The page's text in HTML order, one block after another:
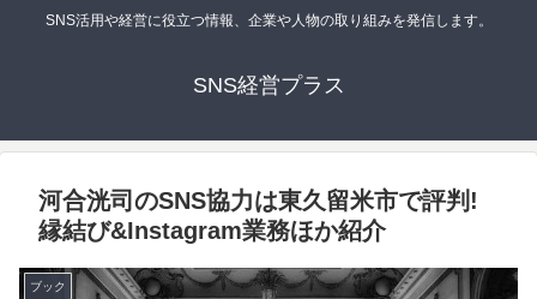
SNS活用や経営に役立つ情報、企業や人物の取り組みを発信します。
SNS経営プラス
河合洸司のSNS協力は東久留米市で評判!
縁結び&Instagram業務ほか紹介
ブック